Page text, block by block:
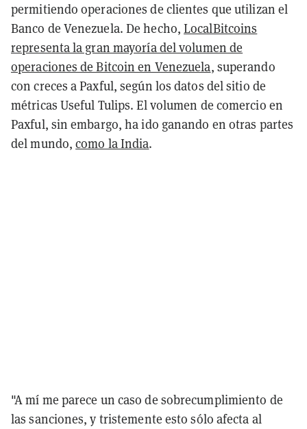
permitiendo operaciones de clientes que utilizan el
Banco de Venezuela. De hecho,LocalBitcoins
representa la gran mayoría del volumen de
operaciones de Bitcoin en Venezuela, superando
con creces a Paxful, según los datos del sitio de
métricas Useful Tulips. El volumen de comercio en
Paxful, sin embargo, ha ido ganando en otras partes
del mundo,como la India.
"A mí me parece un caso de sobrecumplimiento de
las sanciones, y tristemente esto sólo afecta al